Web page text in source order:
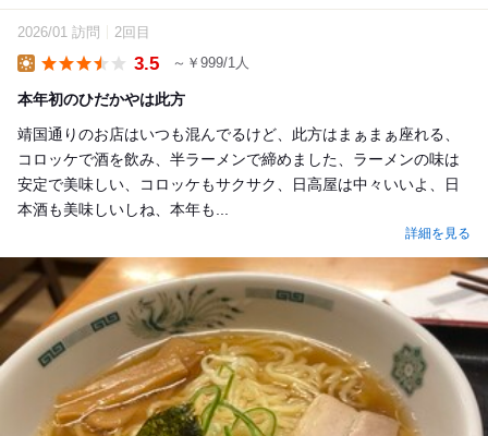
2026/01 訪問 2回目
3.5 ～￥999/1人
本年初のひだかやは此方
靖国通りのお店はいつも混んでるけど、此方はまぁまぁ座れる、
コロッケで酒を飲み、半ラーメンで締めました、ラーメンの味は
安定で美味しい、コロッケもサクサク、日高屋は中々いいよ、日
本酒も美味しいしね、本年も...
詳細を見る